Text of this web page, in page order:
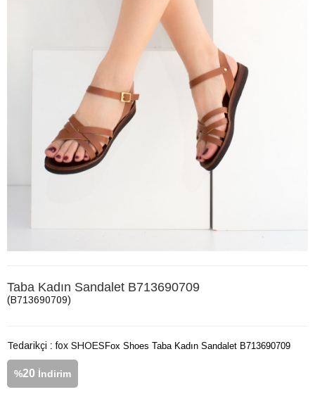
Taba Kadın Sandalet B713690709
(B713690709)
Tedarikçi : fox SHOES
%20 İndirim
Fox Shoes Taba Kadın Sandalet B713690709